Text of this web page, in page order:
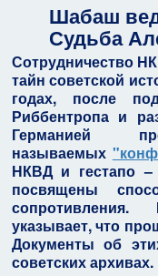
Шабаш
Судьба
Сотрудничество
тайн советской
годах, после
Риббентропа и
Германией
называемых
НКВД и гестапо
посвящены
указывает, что
Документы об
советских архивах.